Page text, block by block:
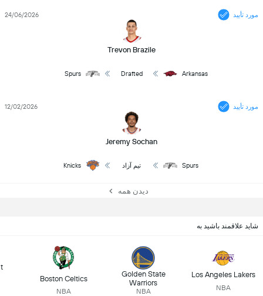
مورد تأیید
Trevon Brazile
24/06/2026
Arkansas
Drafted
Spurs
مورد تأیید
Jeremy Sochan
12/02/2026
Spurs تیم آزاد Knicks
دیدن همه
شاید علاقمند باشید به
Los Angeles Lakers
NBA
Golden State
Warriors
NBA
Boston Celtics
NBA